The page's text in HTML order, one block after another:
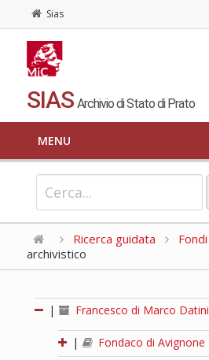
Sias
SIAS Archivio di Stato di Prato
MENU
Ricerca guidata Fondi
archivistico
| Francesco di Marco Datini
|
Fondaco di Avignone